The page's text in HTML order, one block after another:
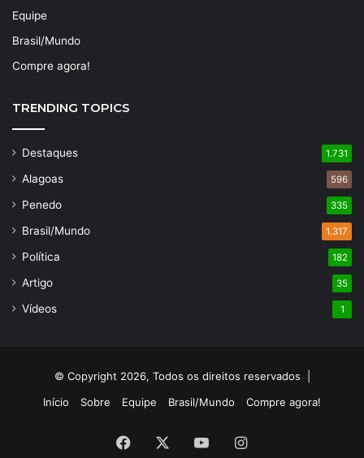
Equipe
Brasil/Mundo
Compre agora!
TRENDING TOPICS
Destaques 1.731
Alagoas 596
Penedo 335
Brasil/Mundo 1.317
Política 182
Artigo 35
Vídeos 1
© Copyright 2026, Todos os direitos reservados |
Início
Sobre Equipe Brasil/Mundo Compre agora!
Facebook YouTubeInstagram